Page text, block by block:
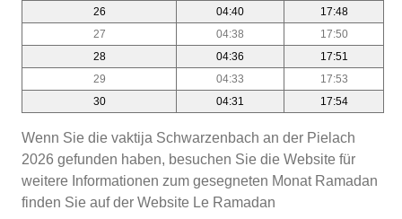
26
04:40
17:48
27
04:38
17:50
28
04:36
17:51
29
04:33
17:53
30
04:31 17:54
Wenn Sie die vaktija Schwarzenbach an der Pielach
2026 gefunden haben, besuchen Sie die Website für
weitere Informationen zum gesegneten Monat Ramadan
finden Sie auf der Website Le Ramadan